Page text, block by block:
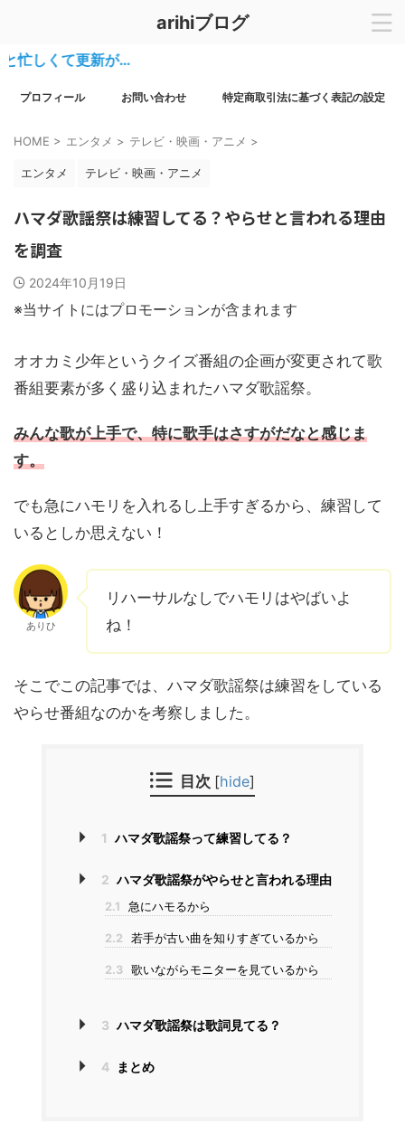
arihiブログ
くて更新が…
プロフィール お問い合わせ 特定商取引法に基づく表記の設定
HOME > エンタメ > テレビ・映画・アニメ >
エンタメ テレビ・映画・アニメ
ハマダ歌謡祭は練習してる？やらせと言われる理由
を調査
2024年10月19日
※当サイトにはプロモーションが含まれます
オオカミ少年というクイズ番組の企画が変更されて歌
番組要素が多く盛り込まれたハマダ歌謡祭。
みんな歌が上手で、特に歌手はさすがだなと感じま
す。
でも急にハモリを入れるし上手すぎるから、練習して
いるとしか思えない！
ありひ
リハーサルなしでハモリはやばいよ
ね！
そこでこの記事では、ハマダ歌謡祭は練習をしている
やらせ番組なのかを考察しました。
目次 [hide]
1 ハマダ歌謡祭って練習してる？
2 ハマダ歌謡祭がやらせと言われる理由
2.1 急にハモるから
2.2 若手が古い曲を知りすぎているから
2.3 歌いながらモニターを見ているから
3 ハマダ歌謡祭は歌詞見てる？
4 まとめ